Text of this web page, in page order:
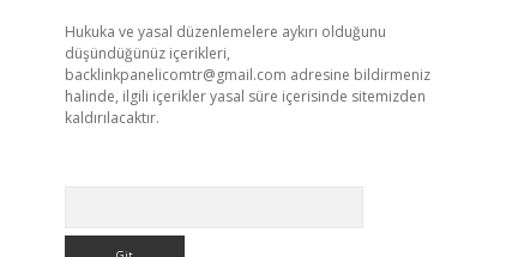
Hukuka ve yasal düzenlemelere aykırı olduğunu
düşündüğünüz içerikleri,
backlinkpanelicomtr@gmail.com adresine bildirmeniz
halinde, ilgili içerikler yasal süre içerisinde sitemizden
kaldırılacaktır.